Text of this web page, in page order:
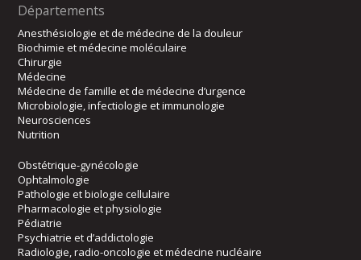
Départements
Anesthésiologie et de médecine de la douleur
Biochimie et médecine moléculaire
Chirurgie
Médecine
Médecine de famille et de médecine d’urgence
Microbiologie, infectiologie et immunologie
Neurosciences
Nutrition
Obstétrique-gynécologie
Ophtalmologie
Pathologie et biologie cellulaire
Pharmacologie et physiologie
Pédiatrie
Psychiatrie et d’addictologie
Radiologie, radio-oncologie et médecine nucléaire